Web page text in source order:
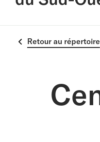
Retour au répertoire